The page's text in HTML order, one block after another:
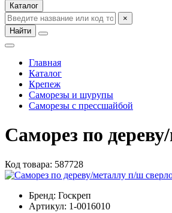
Каталог
×
Найти
Главная
Каталог
Крепеж
Саморезы и шурупы
Саморезы с прессшайбой
Саморез по
Код товара: 587728
Бренд: Госкреп
Артикул: 1-0016010